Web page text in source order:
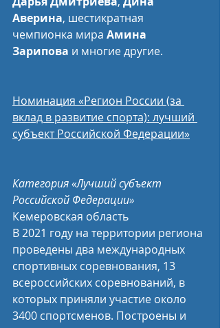
Аверина, шестикратная
чемпионка мира Амина
Зарипова и многие другие.
Номинация «Регион России (за
вклад в развитие спорта): лучший
субъект Российской Федерации»
Категория «Лучший субъект
Российской Федерации»
Кемеровская область
В 2021 году на территории региона
проведены два международных
спортивных соревнования, 13
всероссийских соревнований, в
которых приняли участие около
3400 спортсменов. Построены и